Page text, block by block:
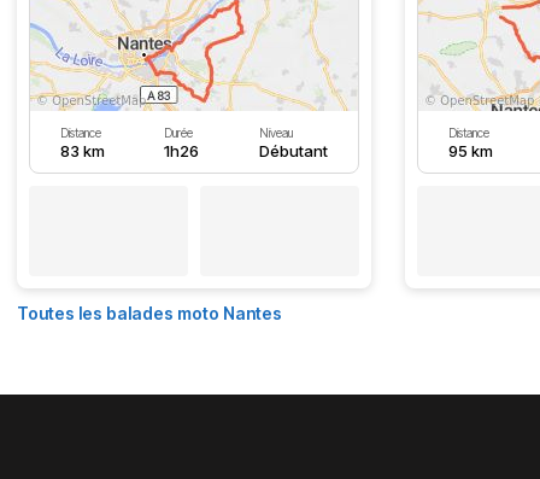
Distance
83 km
Durée
1h26
Niveau
Débutant
Distance
95 km
Toutes les balades moto Nantes